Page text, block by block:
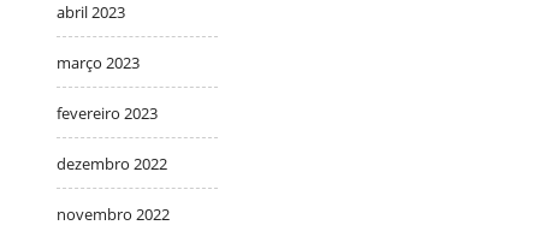
abril 2023
março 2023
fevereiro 2023
dezembro 2022
novembro 2022